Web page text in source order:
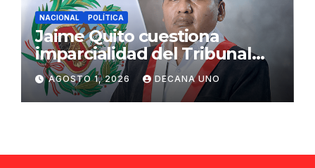
NACIONAL POLÍTICA
Jaime Quito cuestiona
imparcialidad del Tribunal
Constitucional tras liberación
de Ollanta Humala
AGOSTO 1, 2026 DECANA UNO